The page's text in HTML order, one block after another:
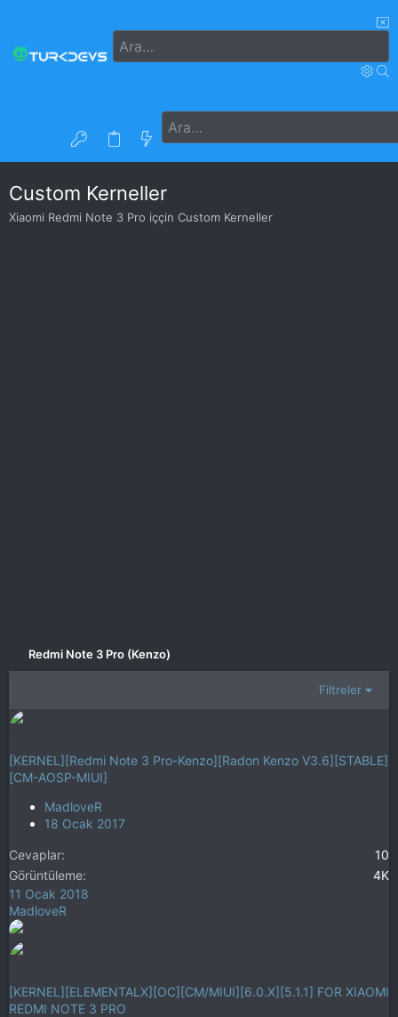
Custom Kerneller
Xiaomi Redmi Note 3 Pro iççin Custom Kerneller
Redmi Note 3 Pro (Kenzo)
Filtreler
[KERNEL][Redmi Note 3 Pro-Kenzo][Radon Kenzo V3.6][STABLE]
[CM-AOSP-MIUI]
MadloveR
18 Ocak 2017
Cevaplar
10
Görüntüleme
4K
11 Ocak 2018
MadloveR
[KERNEL][ELEMENTALX][OC][CM/MIUI][6.0.X][5.1.1] FOR XIAOMI
REDMI NOTE 3 PRO